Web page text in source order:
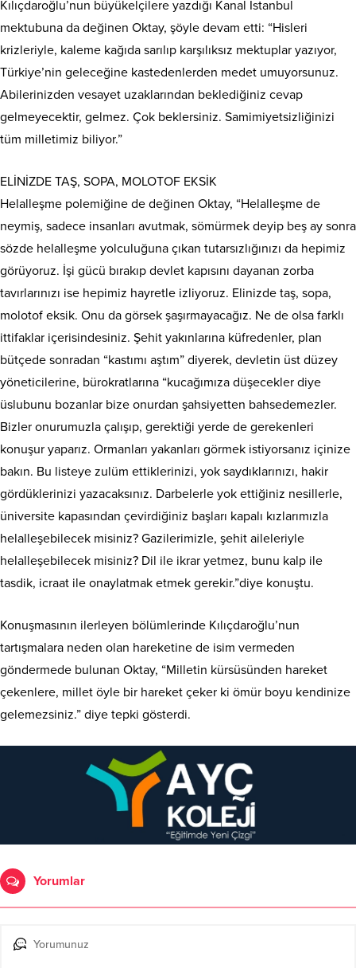
Kılıçdaroğlu’nun büyükelçilere yazdığı Kanal İstanbul
mektubuna da değinen Oktay, şöyle devam etti: “Hisleri
krizleriyle, kaleme kağıda sarılıp karşılıksız mektuplar yazıyor,
Türkiye’nin geleceğine kastedenlerden medet umuyorsunuz.
Abilerinizden vesayet uzaklarından beklediğiniz cevap
gelmeyecektir, gelmez. Çok beklersiniz. Samimiyetsizliğinizi
tüm milletimiz biliyor.”
ELİNİZDE TAŞ, SOPA, MOLOTOF EKSİK
Helalleşme polemiğine de değinen Oktay, “Helalleşme de
neymiş, sadece insanları avutmak, sömürmek deyip beş ay sonra
sözde helalleşme yolculuğuna çıkan tutarsızlığınızı da hepimiz
görüyoruz. İşi gücü bırakıp devlet kapısını dayanan zorba
tavırlarınızı ise hepimiz hayretle izliyoruz. Elinizde taş, sopa,
molotof eksik. Onu da görsek şaşırmayacağız. Ne de olsa farklı
ittifaklar içerisindesiniz. Şehit yakınlarına küfredenler, plan
bütçede sonradan “kastımı aştım” diyerek, devletin üst düzey
yöneticilerine, bürokratlarına “kucağımıza düşecekler diye
üslubunu bozanlar bize onurdan şahsiyetten bahsedemezler.
Bizler onurumuzla çalışıp, gerektiği yerde de gerekenleri
konuşur yaparız. Ormanları yakanları görmek istiyorsanız içinize
bakın. Bu listeye zulüm ettiklerinizi, yok saydıklarınızı, hakir
gördüklerinizi yazacaksınız. Darbelerle yok ettiğiniz nesillerle,
üniversite kapasından çevirdiğiniz başları kapalı kızlarımızla
helalleşebilecek misiniz? Gazilerimizle, şehit aileleriyle
helalleşebilecek misiniz? Dil ile ikrar yetmez, bunu kalp ile
tasdik, icraat ile onaylatmak etmek gerekir.”diye konuştu.
Konuşmasının ilerleyen bölümlerinde Kılıçdaroğlu’nun
tartışmalara neden olan hareketine de isim vermeden
göndermede bulunan Oktay, “Milletin kürsüsünden hareket
çekenlere, millet öyle bir hareket çeker ki ömür boyu kendinize
gelemezsiniz.” diye tepki gösterdi.
Yorumlar